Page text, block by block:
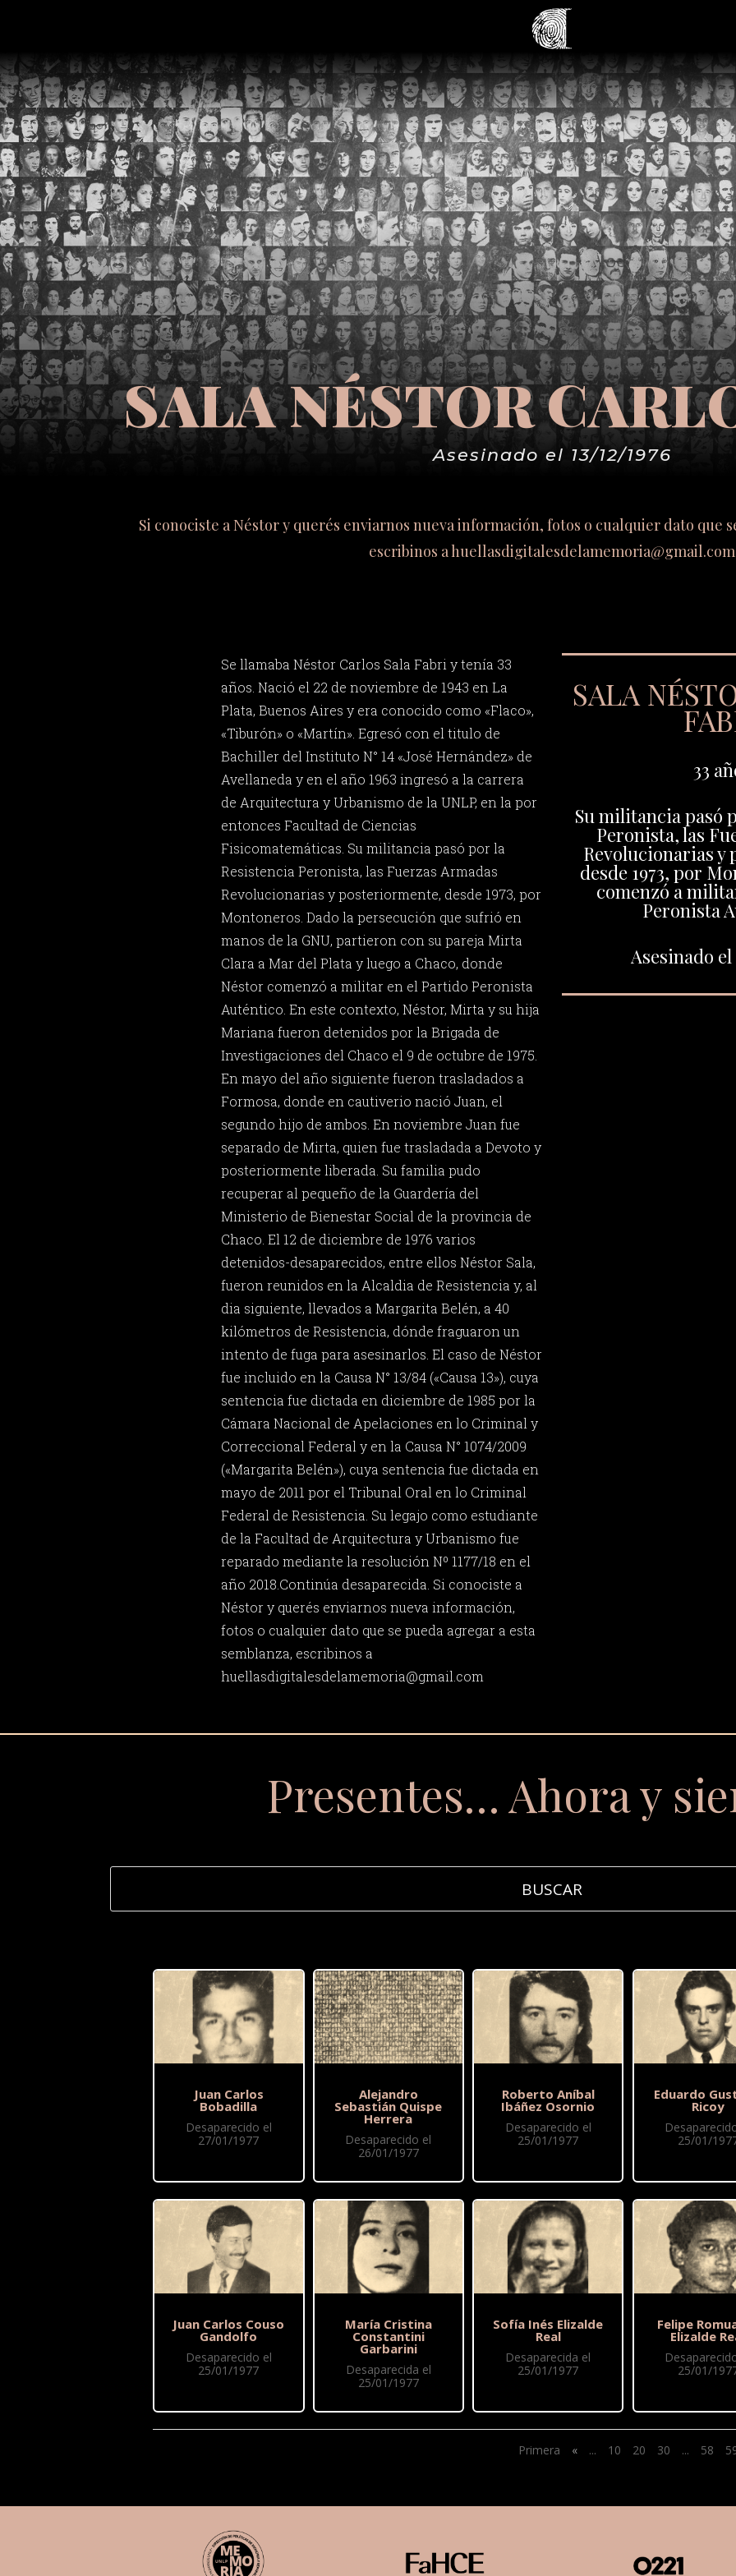
SALA NÉSTOR
Asesinado el 13/12/1976
Si conociste a Néstor y querés enviarnos nueva información, fotos o cualquier dato que
escribinos ahuellasdigitalesdelamemoria@gmail.com
Se llamaba Néstor Carlos Sala Fabri y tenía 33
años. Nació el 22 de noviembre de 1943 en La
Plata, Buenos Aires y era conocido como «Flaco»,
«Tiburón» o «Martín». Egresó con el titulo de
Bachiller del Instituto N° 14 «José Hernández» de
Avellaneda y en el año 1963 ingresó a la carrera
de Arquitectura y Urbanismo de la UNLP, en la por
entonces Facultad de Ciencias
Fisicomatemáticas. Su militancia pasó por la
Resistencia Peronista, las Fuerzas Armadas
Revolucionarias y posteriormente, desde 1973, por
Montoneros. Dado la persecución que sufrió en
manos de la GNU, partieron con su pareja Mirta
Clara a Mar del Plata y luego a Chaco, donde
Néstor comenzó a militar en el Partido Peronista
Auténtico. En este contexto, Néstor, Mirta y su hija
Mariana fueron detenidos por la Brigada de
Investigaciones del Chaco el 9 de octubre de 1975.
En mayo del año siguiente fueron trasladados a
Formosa, donde en cautiverio nació Juan, el
segundo hijo de ambos. En noviembre Juan fue
separado de Mirta, quien fue trasladada a Devoto y
posteriormente liberada. Su familia pudo
recuperar al pequeño de la Guardería del
Ministerio de Bienestar Social de la provincia de
Chaco. El 12 de diciembre de 1976 varios
detenidos-desaparecidos, entre ellos Néstor Sala,
fueron reunidos en la Alcaldia de Resistencia y, al
dia siguiente, llevados a Margarita Belén, a 40
kilómetros de Resistencia, dónde fraguaron un
intento de fuga para asesinarlos. El caso de Néstor
fue incluido en la Causa N° 13/84 («Causa 13»), cuya
sentencia fue dictada en diciembre de 1985 por la
Cámara Nacional de Apelaciones en lo Criminal y
Correccional Federal y en la Causa N° 1074/2009
(«Margarita Belén»), cuya sentencia fue dictada en
mayo de 2011 por el Tribunal Oral en lo Criminal
Federal de Resistencia. Su legajo como estudiante
de la Facultad de Arquitectura y Urbanismo fue
reparado mediante la resolución Nº 1177/18 en el
año 2018.Continúa desaparecida. Si conociste a
Néstor y querés enviarnos nueva información,
fotos o cualquier dato que se pueda agregar a esta
semblanza, escribinos a
huellasdigitalesdelamemoria@gmail.com
SALA
33
Su militancia pasó
Peronista, las
Revolucionarias y
desde 1973, por
comenzó a
Peronista
Asesinado el
Presentes… Ahora y
Juan Carlos
Bobadilla
Desaparecido el
27/01/1977
Juan Carlos Couso
Gandolfo
Desaparecido el
25/01/1977
Alejandro
Sebastián Quispe
Herrera
Desaparecido el
26/01/1977
María Cristina
Constantini
Garbarini
Desaparecida el
25/01/1977
Roberto Aníbal
Ibáñez Osornio
Desaparecido el
25/01/1977
Sofía Inés Elizalde
Real
Desaparecida el
25/01/1977
Eduardo
Ricoy
25/01/
Felipe
Elizalde
25/01/
Primera « ... 10 20 30 ... 58